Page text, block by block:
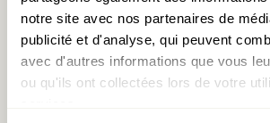
notre site avec nos partenaires de
publicité et d'analyse, qui peuvent
avec d'autres informations que vous
ou qu'ils ont collectées lors de votre